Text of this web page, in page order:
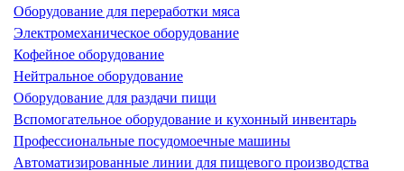
Оборудование для переработки мяса
Электромеханическое оборудование
Кофейное оборудование
Нейтральное оборудование
Оборудование для раздачи пищи
Вспомогательное оборудование и кухонный инвентарь
Профессиональные посудомоечные машины
Автоматизированные линии для пищевого производства